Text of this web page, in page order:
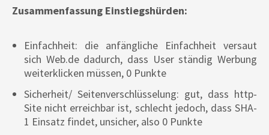
Zusammenfassung Einstiegshürden:
Einfachheit: die anfängliche Einfachheit versaut
sich Web.de dadurch, dass User ständig Werbung
weiterklicken müssen, 0 Punkte
Sicherheit/ Seitenverschlüsselung: gut, dass http-
Site nicht erreichbar ist, schlecht jedoch, dass SHA-
1 Einsatz findet, unsicher, also 0 Punkte